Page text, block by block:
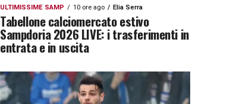
ULTIMISSIME SAMP 10 ore ago Elia Serra
Tabellone calciomercato estivo
Sampdoria 2026 LIVE: i trasferimenti in
entrata e in uscita